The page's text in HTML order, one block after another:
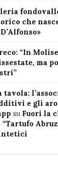
che
“In
ma
e gli
su Fuori la
“Tartufo